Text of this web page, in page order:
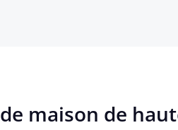
maison de